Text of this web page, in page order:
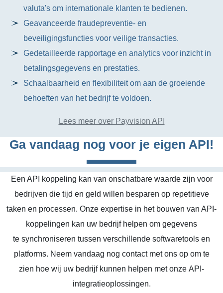
valuta's om internationale klanten te bedienen.
Geavanceerde fraudepreventie- en
beveiligingsfuncties voor veilige transacties.
Gedetailleerde rapportage en analytics voor inzicht in
betalingsgegevens en prestaties.
Schaalbaarheid en flexibiliteit om aan de groeiende
behoeften van het bedrijf te voldoen.
Lees meer over Payvision API
Ga vandaag nog voor je eigen API!
Een API koppeling kan van onschatbare waarde zijn voor
bedrijven die tijd en geld willen besparen op repetitieve
taken en processen. Onze expertise in het bouwen van API-
koppelingen kan uw bedrijf helpen om gegevens
te synchroniseren tussen verschillende softwaretools en
platforms. Neem vandaag nog contact met ons op om te
zien hoe wij uw bedrijf kunnen helpen met onze API-
integratieoplossingen.